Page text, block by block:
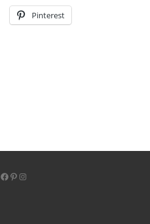
Pinterest
Facebook
Pinterest
Instagram